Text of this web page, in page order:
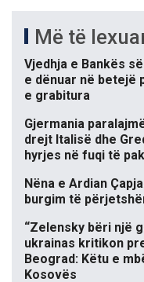
Më të
Vjedhja e Bankës
e dënuar në betejë
e grabitura
Gjermania
drejt Italisë dhe
hyrjes në fuqi të
Nëna e Ardian
burgim të
“Zelensky bëri një
ukrainas kritikon
Beograd: Këtu e
Kosovës